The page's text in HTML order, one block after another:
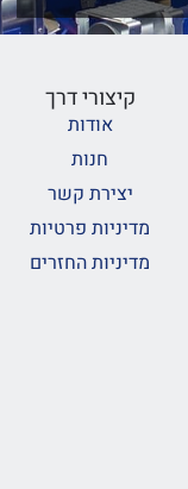
קיצורי דרך
אודות
חנות
יצירת קשר
מדיניות פרטיות
מדיניות החזרים